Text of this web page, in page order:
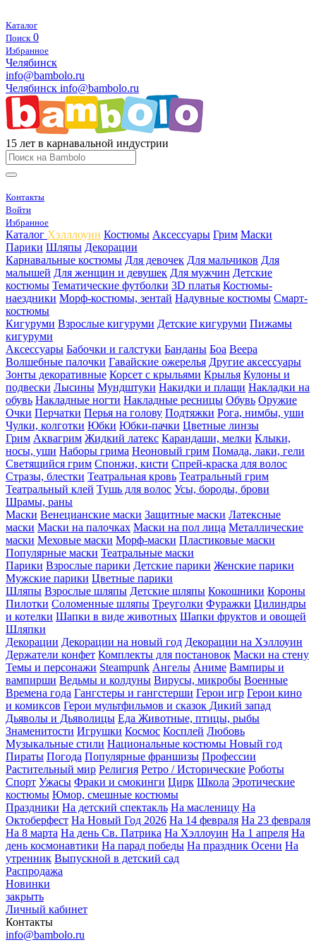
Каталог
Поиск 0
Избранное
Челябинск
info@bambolo.ru
Челябинск info@bambolo.ru
15 лет в карнавальной индустрии
Контакты
Войти
Избранное
Каталог Хэлллоуин Костюмы Аксессуары Грим Маски
Парики Шляпы Декорации
Карнавальные костюмы Для девочек Для мальчиков Для
малышей Для женщин и девушек Для мужчин Детские
костюмы Тематические футболки 3D платья Костюмы-
наездники Морф-костюмы, зентай Надувные костюмы Смарт-
костюмы
Кигуруми Взрослые кигуруми Детские кигуруми Пижамы
кигуруми
Аксессуары Бабочки и галстуки Банданы Боа Веера
Волшебные палочки Гавайские ожерелья Другие аксессуары
Зонты декоративные Корсет с крыльями Крылья Кулоны и
подвески Лысины Мундштуки Накидки и плащи Накладки на
обувь Накладные ногти Накладные ресницы Обувь Оружие
Очки Перчатки Перья на голову Подтяжки Рога, нимбы, уши
Чулки, колготки Юбки Юбки-пачки Цветные линзы
Грим Аквагрим Жидкий латекс Карандаши, мелки Клыки,
носы, уши Наборы грима Неоновый грим Помада, лаки, гели
Светящийся грим Спонжи, кисти Спрей-краска для волос
Стразы, блестки Театральная кровь Театральный грим
Театральный клей Тушь для волос Усы, бороды, брови
Шрамы, раны
Маски Венецианские маски Защитные маски Латексные
маски Маски на палочках Маски на пол лица Металлические
маски Меховые маски Морф-маски Пластиковые маски
Популярные маски Театральные маски
Парики Взрослые парики Детские парики Женские парики
Мужские парики Цветные парики
Шляпы Взрослые шляпы Детские шляпы Кокошники Короны
Пилотки Соломенные шляпы Треуголки Фуражки Цилиндры
и котелки Шапки в виде животных Шапки фруктов и овощей
Шляпки
Декорации Декорации на новый год Декорации на Хэллоуин
Держатели конфет Комплекты для постановок Маски на стену
Темы и персонажи Steampunk Ангелы Аниме Вампиры и
вампирши Ведьмы и колдуны Вирусы, микробы Военные
Времена года Гангстеры и гангстерши Герои игр Герои кино
и комиксов Герои мультфильмов и сказок Дикий запад
Дьяволы и Дьяволицы Еда Животные, птицы, рыбы
Знаменитости Игрушки Космос Косплей Любовь
Музыкальные стили Национальные костюмы Новый год
Пираты Погода Популярные франшизы Профессии
Растительный мир Религия Ретро / Исторические Роботы
Спорт Ужасы Фраки и смокинги Цирк Школа Эротические
костюмы Юмор, смешные костюмы
Праздники На детский спектакль На масленицу На
Октоберфест На Новый Год 2026 На 14 февраля На 23 февраля
На 8 марта На день Св. Патрика На Хэллоуин На 1 апреля На
день космонавтики На парад победы На праздник Осени На
утренник Выпускной в детский сад
Распродажа
Новинки
закрыть
Личный кабинет
Контакты
info@bambolo.ru